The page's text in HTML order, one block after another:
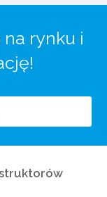
na rynku i